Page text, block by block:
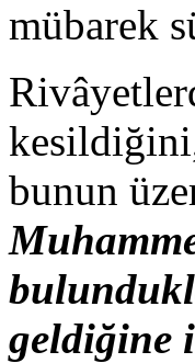
mübarek
bunun
geldiğine